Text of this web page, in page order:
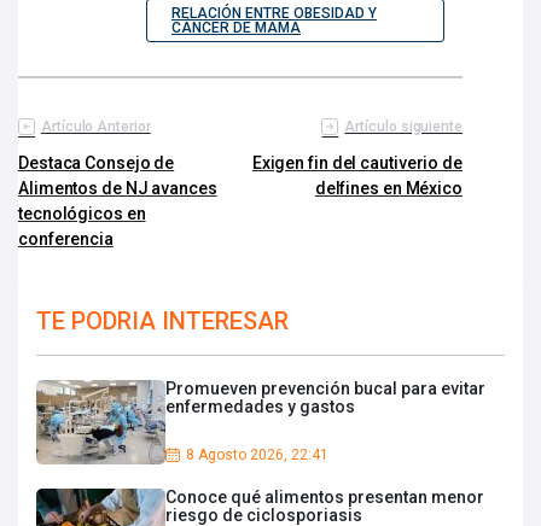
RELACIÓN ENTRE OBESIDAD Y
CÁNCER DE MAMA
Artículo Anterior
Destaca Consejo de
Alimentos de NJ avances
tecnológicos en
conferencia
Artículo siguiente
Exigen fin del cautiverio de
delfines en México
TE PODRIA INTERESAR
Promueven prevención bucal para evitar
enfermedades y gastos
8 Agosto 2026, 22:41
Conoce qué alimentos presentan menor
riesgo de ciclosporiasis